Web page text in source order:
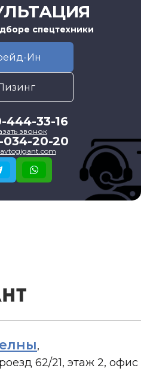
спецтехники
Ин
444-33-16
звонок
034-20-20
,
62/21, этаж 2, офис